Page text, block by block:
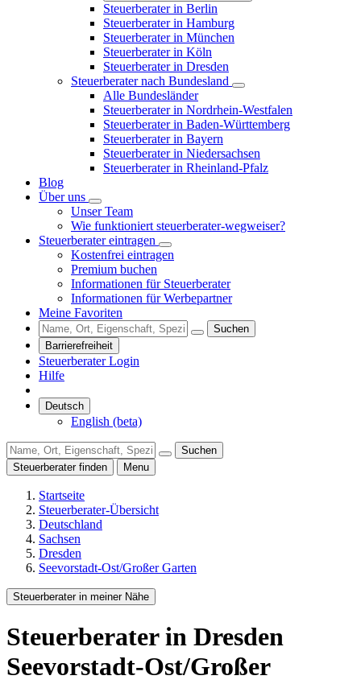
Steuerberater in Berlin
Steuerberater in Hamburg
Steuerberater in München
Steuerberater in Köln
Steuerberater in Dresden
Steuerberater nach Bundesland
Alle Bundesländer
Steuerberater in Nordrhein-Westfalen
Steuerberater in Baden-Württemberg
Steuerberater in Bayern
Steuerberater in Niedersachsen
Steuerberater in Rheinland-Pfalz
Blog
Über uns
Unser Team
Wie funktioniert steuerberater-wegweiser?
Steuerberater eintragen
Kostenfrei eintragen
Premium buchen
Informationen für Steuerberater
Informationen für Werbepartner
Meine Favoriten
Suchen
Barrierefreiheit
Steuerberater Login
Hilfe
Deutsch
English (beta)
Suchen
Steuerberater finden
Menu
Startseite
Steuerberater-Übersicht
Deutschland
Sachsen
Dresden
Seevorstadt-Ost/Großer Garten
Steuerberater in meiner Nähe
Steuerberater in Dresden
Seevorstadt-Ost/Großer